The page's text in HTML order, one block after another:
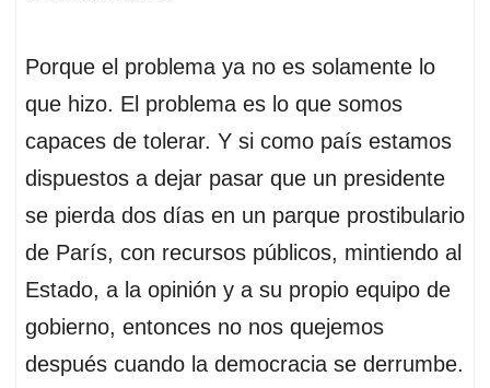
Porque el problema ya no es solamente lo
que hizo. El problema es lo que somos
capaces de tolerar. Y si como país estamos
dispuestos a dejar pasar que un presidente
se pierda dos días en un parque prostibulario
de París, con recursos públicos, mintiendo al
Estado, a la opinión y a su propio equipo de
gobierno, entonces no nos quejemos
después cuando la democracia se derrumbe.